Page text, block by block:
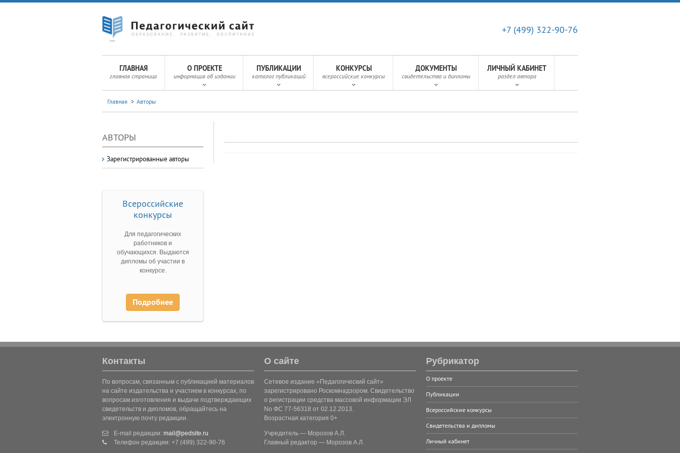
+7 (499) 322-90-76
ГЛАВНАЯ
главная страница
О ПРОЕКТЕ
информация об издании
ПУБЛИКАЦИИ
каталог публикаций
КОНКУРСЫ
всероссийские конкурсы
ДОКУМЕНТЫ
свидетельства и дипломы
ЛИЧНЫЙ КАБИНЕТ
раздел автора
Главная Авторы
АВТОРЫ
Зарегистрированные авторы
Всероссийские
конкурсы
Для педагогических
работников и
обучающихся. Выдаются
дипломы об участии в
конкурсе.
Подробнее
Контакты
По вопросам, связанным с публикацией материалов
на сайте издательства и участием в конкурсах, по
вопросам изготовления и выдачи подтверждающих
свидетельств и дипломов, обращайтесь на
электронную почту редакции.
E-mail редакции: mail@pedsite.ru
Телефон редакции: +7 (499) 322-90-76
О сайте
Сетевое издание «Педагогический сайт»
зарегистрировано Роскомнадзором. Свидетельство
о регистрации средства массовой информации ЭЛ
No ФС 77-56318 от 02.12.2013.
Возрастная категория 0+
Учредитель — Морозов А.Л.
Главный редактор — Морозов А.Л.
Рубрикатор
О проекте
Публикации
Всероссийские конкурсы
Свидетельства и дипломы
Личный кабинет